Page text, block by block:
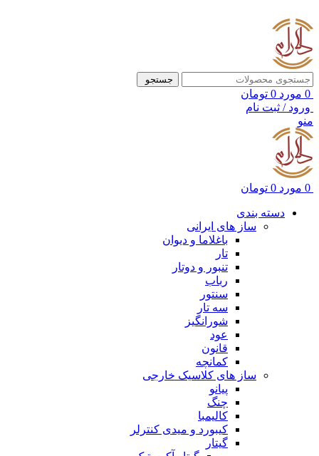
جستجو
0 مورد 0 تومان
ورود / ثبت نام
منو
0 مورد 0 تومان
دسته بندی
ساز های ایرانی
باغلاما و دیوان
تار
تنبور و دوتار
رباب
سنتور
سه تار
شورانگیز
عود
قانون
کمانچه
ساز های کلاسیک خارجی
پیانو
چنگ
کالیمبا
کیبورد و میدی کنترلر
گیتار